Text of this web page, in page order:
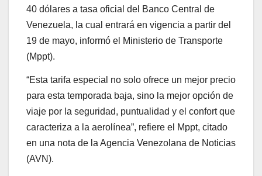
40 dólares a tasa oficial del Banco Central de
Venezuela, la cual entrará en vigencia a partir del
19 de mayo, informó el Ministerio de Transporte
(Mppt).
“Esta tarifa especial no solo ofrece un mejor precio
para esta temporada baja, sino la mejor opción de
viaje por la seguridad, puntualidad y el confort que
caracteriza a la aerolínea”, refiere el Mppt, citado
en una nota de la Agencia Venezolana de Noticias
(AVN).